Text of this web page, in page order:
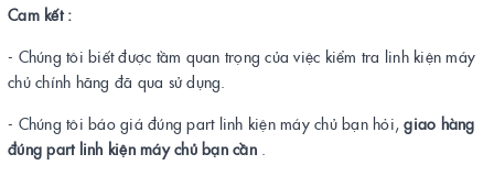
Cam kết :
- Chúng tôi biết được tầm quan trọng của việc kiểm tra linh kiện máy
chủ chính hãng đã qua sử dụng.
- Chúng tôi báo giá đúng part linh kiện máy chủ bạn hỏi,giao hàng
đúng part linh kiện máy chủ bạn cần.